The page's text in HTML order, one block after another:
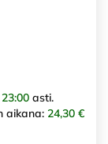
asti.
aikana: 24,30 €